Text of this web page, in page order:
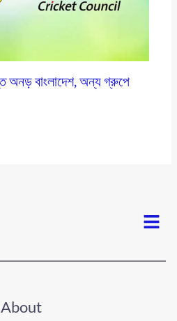
অনড় বাংলাদেশ, অন্য গ্রুপে
Menu
About